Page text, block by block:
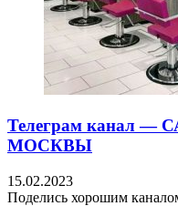
Телеграм канал
МОСКВЫ
15.02.2023
Поделись хорошим